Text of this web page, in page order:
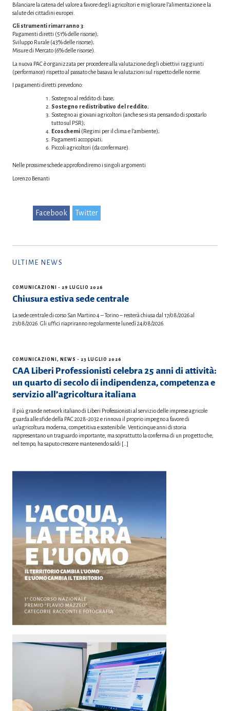
Bilanciare la catena del valore a favore degli agricoltori e migliorare l’alimentazione e la
salute dei cittadini europei.
Gli strumenti rimarranno 3:
Pagamenti diretti (51% delle risorse);
Sviluppo Rurale (43% delle risorse);
Misure di Mercato (6% delle risorse).
La nuova PAC è organizzata per procedere alla valutazione degli obiettivi raggiunti
(performance) rispetto al passato che basava le valutazioni sul rispetto delle norme.
I pagamenti diretti prevedono:
Sostegno al reddito di base;
Sostegno redistributivo del reddito;
Sostegno ai giovani agricoltori (anche se si sta pensando di spostarlo
tutto sul PSR);
Ecoschemi (Regimi per il clima e l’ambiente);
Pagamenti accoppiati;
Piccoli agricoltori (da confermare).
Nelle prossime schede approfondiremo i singoli argomenti
Lorenzo Benanti
Facebook Twitter
ULTIME NEWS
COMUNICAZIONI - 29 LUGLIO 2026
Chiusura estiva sede centrale
La sede centrale di corso San Martino 4 – Torino – resterà chiusa dal 17/08/2026 al
21/08/2026. Gli uffici riapriranno regolarmente lunedì 24/08/2026.
COMUNICAZIONI , NEWS - 23 LUGLIO 2026
CAA Liberi Professionisti celebra 25 anni di attività:
un quarto di secolo di indipendenza, competenza e
servizio all’agricoltura italiana
Il più grande network italiano di Liberi Professionisti al servizio delle imprese agricole
guarda alle sfide della PAC 2028-2032 e rinnova il proprio impegno a favore di
un’agricoltura moderna, competitiva e sostenibile. Venticinque anni di storia
rappresentano un traguardo importante, ma soprattutto la conferma di un progetto che,
nel tempo, ha saputo crescere mantenendo saldi […]